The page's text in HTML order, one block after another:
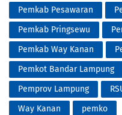
Pemkab Pesawaran
Pemkab Pringsewu
Pemkab Way Kanan
Pemkot Bandar Lampung
Pemprov Lampung
Way Kanan
pemko